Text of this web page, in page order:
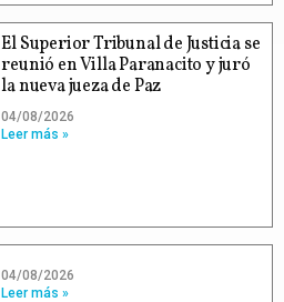
El Superior Tribunal de Justicia se
reunió en Villa Paranacito y juró
la nueva jueza de Paz
04/08/2026
Leer más »
04/08/2026
Leer más »